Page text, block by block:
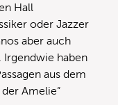
Hall
oder Jazzer
aber auch
Irgendwie haben
aus dem
Amelie“